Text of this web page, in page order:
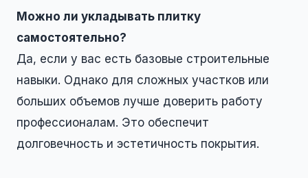
Можно ли укладывать плитку
самостоятельно?
Да, если у вас есть базовые строительные
навыки. Однако для сложных участков или
больших объемов лучше доверить работу
профессионалам. Это обеспечит
долговечность и эстетичность покрытия.